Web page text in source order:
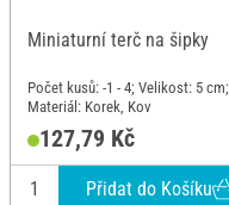
Miniaturní terč na šipky
Počet kusů: -1 - 4; Velikost: 5 cm;
Materiál: Korek, Kov
127,79 Kč
Přidat do Košíku